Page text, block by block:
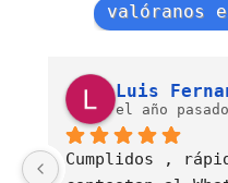
valóranos
J.
el año pasado
Es una empresa